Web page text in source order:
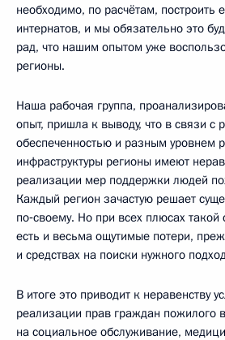
необходимо, по расчётам, построить
интернатов, и мы обязательно это
рад, что нашим опытом уже
регионы.
Наша рабочая группа,
опыт, пришла к выводу, что в связи с
обеспеченностью и разным уровнем
инфраструктуры регионы имеют
реализации мер поддержки людей
Каждый регион зачастую решает
по‑своему. Но при всех плюсах такой
есть и весьма ощутимые потери,
и средствах на поиски нужного
В итоге это приводит к неравенству
реализации прав граждан пожилого
на социальное обслуживание,